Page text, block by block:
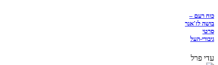
כוח רעם –
בושה לז'אנר
סרטי
גיבורי-העל
עדי פרל